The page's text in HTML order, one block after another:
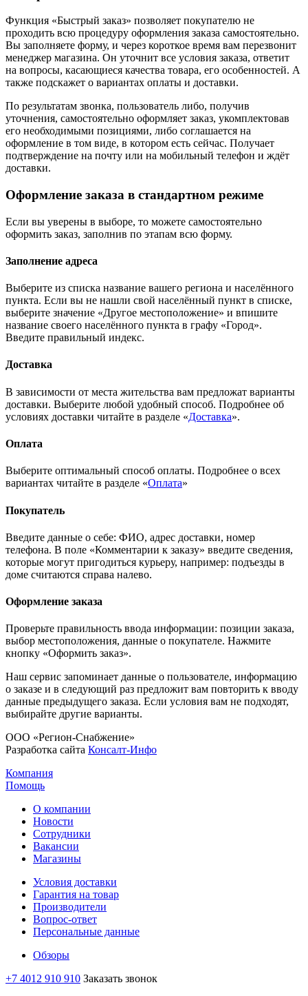
Функция «Быстрый заказ» позволяет покупателю не
проходить всю процедуру оформления заказа самостоятельно.
Вы заполняете форму, и через короткое время вам перезвонит
менеджер магазина. Он уточнит все условия заказа, ответит
на вопросы, касающиеся качества товара, его особенностей. А
также подскажет о вариантах оплаты и доставки.
По результатам звонка, пользователь либо, получив
уточнения, самостоятельно оформляет заказ, укомплектовав
его необходимыми позициями, либо соглашается на
оформление в том виде, в котором есть сейчас. Получает
подтверждение на почту или на мобильный телефон и ждёт
доставки.
Оформление заказа в стандартном режиме
Если вы уверены в выборе, то можете самостоятельно
оформить заказ, заполнив по этапам всю форму.
Заполнение адреса
Выберите из списка название вашего региона и населённого
пункта. Если вы не нашли свой населённый пункт в списке,
выберите значение «Другое местоположение» и впишите
название своего населённого пункта в графу «Город».
Введите правильный индекс.
Доставка
В зависимости от места жительства вам предложат варианты
доставки. Выберите любой удобный способ. Подробнее об
условиях доставки читайте в разделе «Доставка».
Оплата
Выберите оптимальный способ оплаты. Подробнее о всех
вариантах читайте в разделе «Оплата»
Покупатель
Введите данные о себе: ФИО, адрес доставки, номер
телефона. В поле «Комментарии к заказу» введите сведения,
которые могут пригодиться курьеру, например: подъезды в
доме считаются справа налево.
Оформление заказа
Проверьте правильность ввода информации: позиции заказа,
выбор местоположения, данные о покупателе. Нажмите
кнопку «Оформить заказ».
Наш сервис запоминает данные о пользователе, информацию
о заказе и в следующий раз предложит вам повторить к вводу
данные предыдущего заказа. Если условия вам не подходят,
выбирайте другие варианты.
ООО «Регион-Снабжение»
Разработка сайта Консалт-Инфо
Компания
Помощь
О компании
Новости
Сотрудники
Вакансии
Магазины
Условия доставки
Гарантия на товар
Производители
Вопрос-ответ
Персональные данные
Обзоры
+7 4012 910 910 Заказать звонок